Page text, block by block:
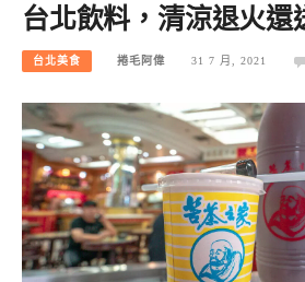
台北飲料，清涼退火還
台北美食 捲毛阿偉 31 7 月, 2021